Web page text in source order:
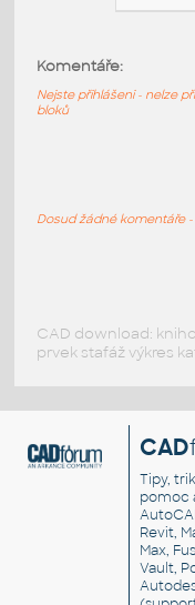
DWG
Komentáře:
Nejste přihlášeni - nelze
bloků
Dosud žádné komentáře
CAD download:
prvek stafáž výkres
CAD
Tipy,
pomoc
Revit,
Max,
Vault,